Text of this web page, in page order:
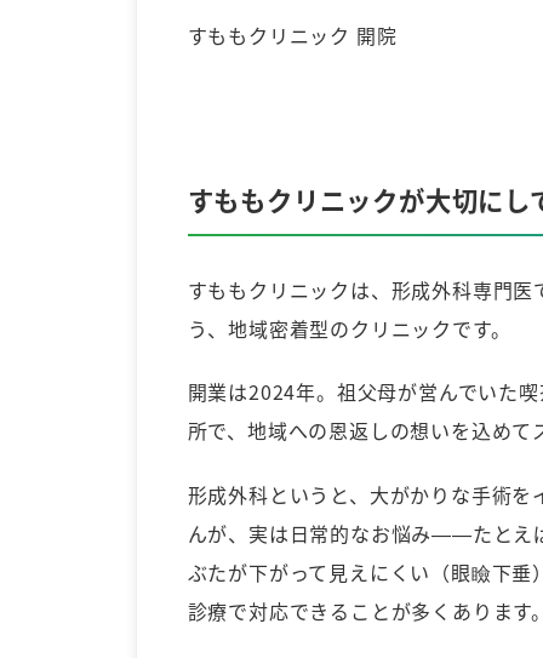
すももクリニック 開院
すももクリニックが大切にし
すももクリニックは、形成外科専門
う、地域密着型のクリニックです。
開業は2024年。祖父母が営んでいた
所で、地域への恩返しの想いを込めて
形成外科というと、大がかりな手術
んが、実は日常的なお悩み——たとえ
ぶたが下がって見えにくい（眼瞼下
診療で対応できることが多くあります